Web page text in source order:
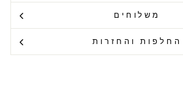
משלוחים
החלפות והחזרות